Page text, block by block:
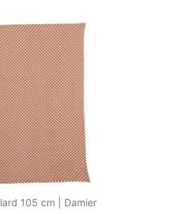
105 cm | Damier